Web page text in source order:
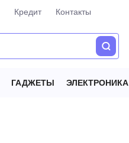
Кредит Контакты
ГАДЖЕТЫ ЭЛЕКТРОНИКА